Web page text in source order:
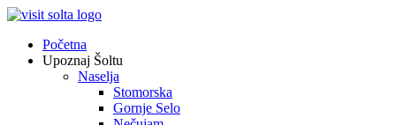
Početna
Upoznaj Šoltu
Naselja
Stomorska
Gornje Selo